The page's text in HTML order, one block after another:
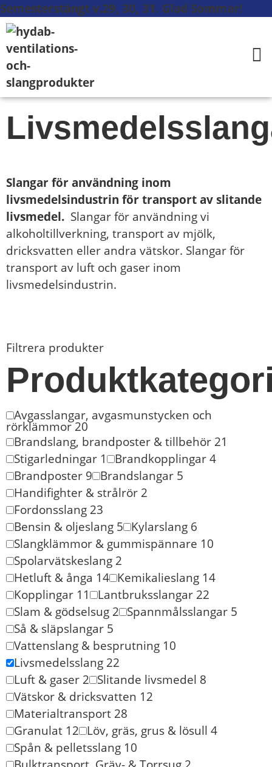
Semesterstängt v.29, 30, 31. Glad Sommar!
Slangar för användning inom
livsmedelsindustrin för transport av slitande
livsmedel. Slangar för användning vi
alkoholtillverkning, transport av mjölk,
dricksvatten eller andra vätskor. Slangar för
transport av luft och gaser inom
livsmedelsindustrin.
Filtrera produkter
Avgasslangar, avgasmunstycken och
rörklämmor20
Brandslang, brandposter & tillbehör 21
Stigarledningar 1 Brandkopplingar4
Brandposter 9 Brandslangar 5
Handifighter & strålrör 2
Fordonsslang 23
Bensin & oljeslang 5 Kylarslang 6
Slangklämmor & gummispännare 10
Spolarvätskeslang 2
Hetluft & ånga 14 Kemikalieslang 14
Kopplingar 11 Lantbruksslangar 22
Slam & gödselsug 2 Spannmålsslangar 5
Så & släpslangar 5
Vattenslang & besprutning 10
Livsmedelsslang 22
Luft & gaser 2 Slitande livsmedel 8
Vätskor & dricksvatten 12
Materialtransport 28
Granulat 12 Löv, gräs, grus & lösull 4
Spån & pelletsslang 10